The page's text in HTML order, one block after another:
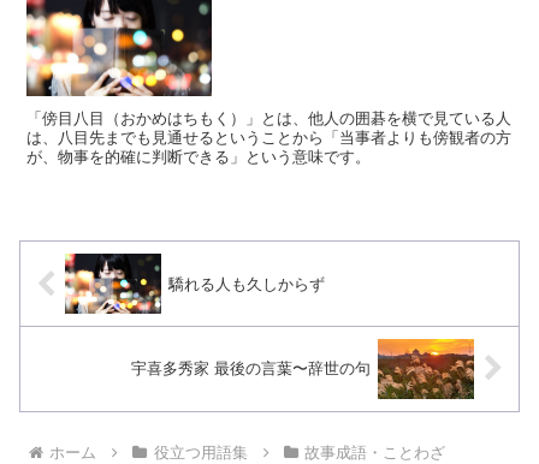
「傍目八目（おかめはちもく）」とは、他人の囲碁を横で見ている人
は、八目先までも見通せるということから「当事者よりも傍観者の方
が、物事を的確に判断できる」という意味です。
驕れる人も久しからず
宇喜多秀家 最後の言葉〜辞世の句
ホーム 役立つ用語集 故事成語・ことわざ